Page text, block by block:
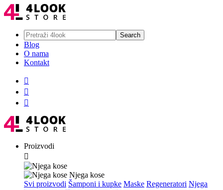
Blog
O nama
Kontakt



Proizvodi

Njega kose
Svi proizvodi Šamponi i kupke Maske Regeneratori Njega